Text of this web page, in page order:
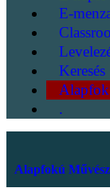
E-
Keresés
.
Alapfokú